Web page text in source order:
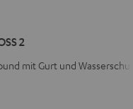
2
mit Gurt und Wasserschutz